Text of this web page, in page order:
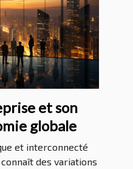
et son
globale
et interconnecté
des variations